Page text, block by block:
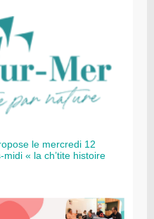
le mercredi 12
« la ch’tite histoire